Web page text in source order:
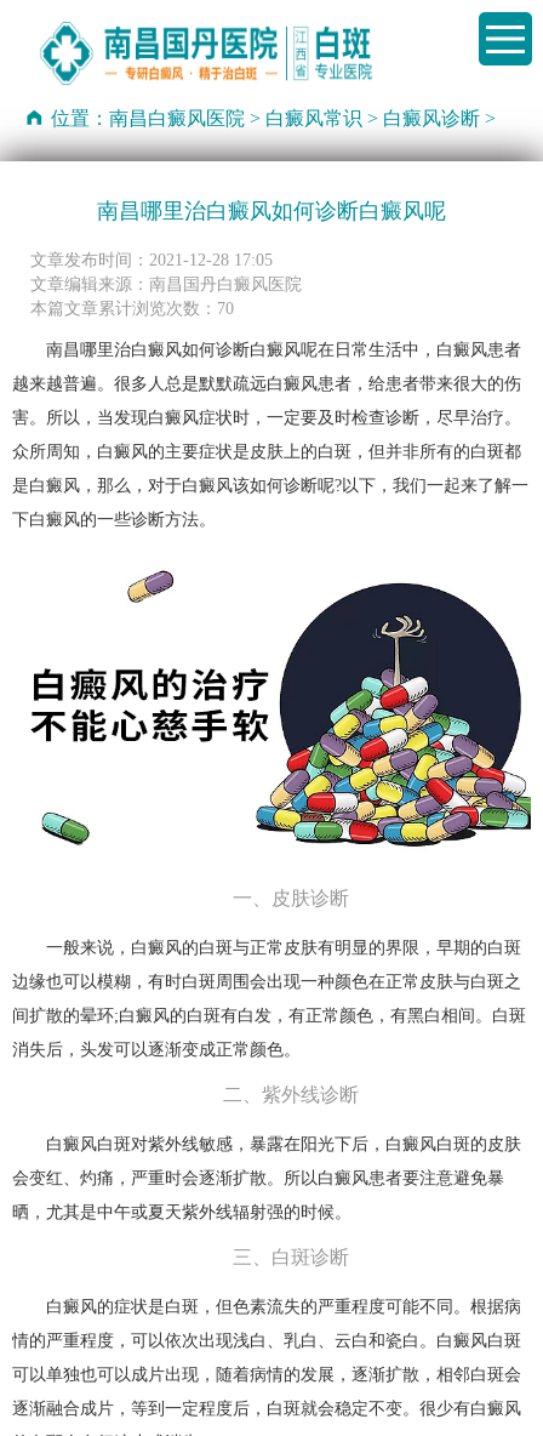
位置：南昌白癜风医院 > 白癜风常识 > 白癜风诊断 >
南昌哪里治白癜风如何诊断白癜风呢
文章发布时间：2021-12-28 17:05
文章编辑来源：南昌国丹白癜风医院
本篇文章累计浏览次数：70
南昌哪里治白癜风如何诊断白癜风呢在日常生活中，白癜风患者
越来越普遍。很多人总是默默疏远白癜风患者，给患者带来很大的伤
害。所以，当发现白癜风症状时，一定要及时检查诊断，尽早治疗。
众所周知，白癜风的主要症状是皮肤上的白斑，但并非所有的白斑都
是白癜风，那么，对于白癜风该如何诊断呢?以下，我们一起来了解一
下白癜风的一些诊断方法。
一、皮肤诊断
一般来说，白癜风的白斑与正常皮肤有明显的界限，早期的白斑
边缘也可以模糊，有时白斑周围会出现一种颜色在正常皮肤与白斑之
间扩散的晕环;白癜风的白斑有白发，有正常颜色，有黑白相间。白斑
消失后，头发可以逐渐变成正常颜色。
二、紫外线诊断
白癜风白斑对紫外线敏感，暴露在阳光下后，白癜风白斑的皮肤
会变红、灼痛，严重时会逐渐扩散。所以白癜风患者要注意避免暴
晒，尤其是中午或夏天紫外线辐射强的时候。
三、白斑诊断
白癜风的症状是白斑，但色素流失的严重程度可能不同。根据病
情的严重程度，可以依次出现浅白、乳白、云白和瓷白。白癜风白斑
可以单独也可以成片出现，随着病情的发展，逐渐扩散，相邻白斑会
逐渐融合成片，等到一定程度后，白斑就会稳定不变。很少有白癜风